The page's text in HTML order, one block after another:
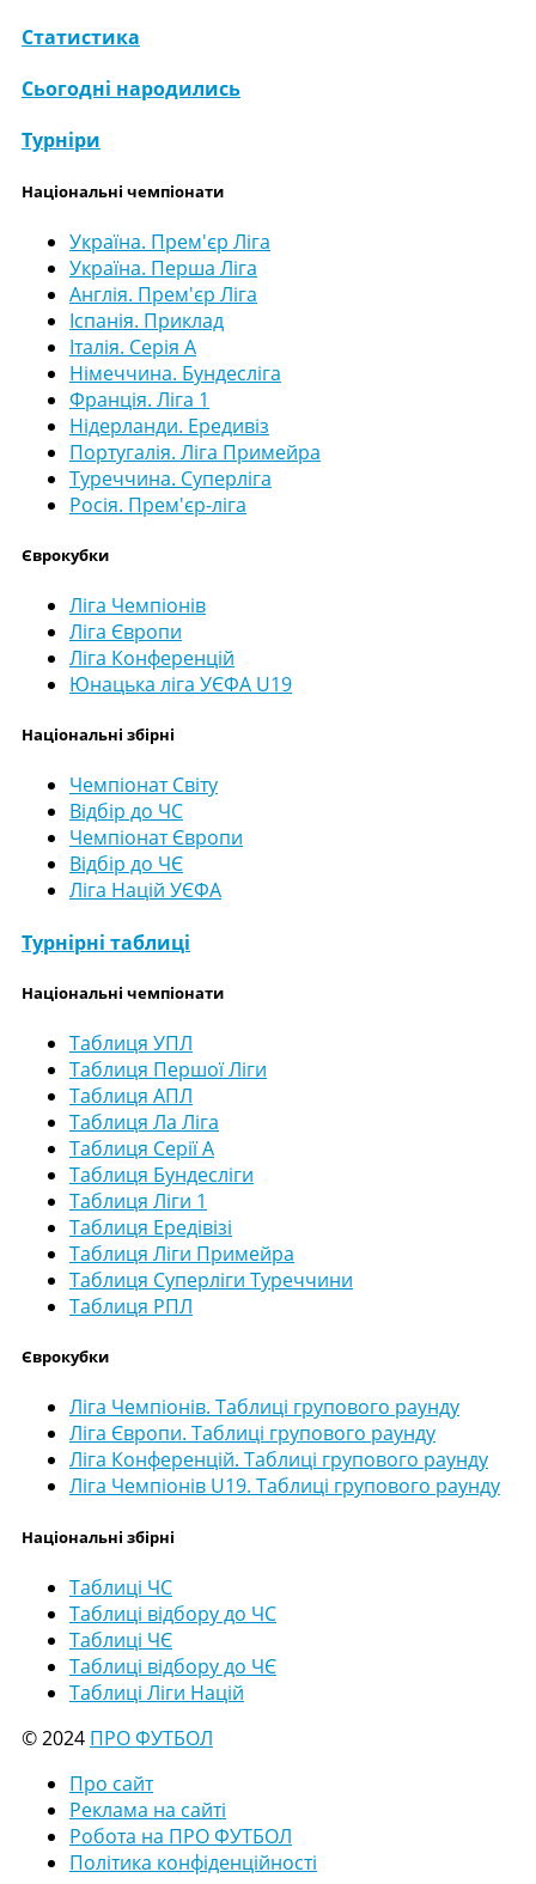
Статистика
Сьогодні народились
Турніри
Національні чемпіонати
Україна. Прем'єр Ліга
Україна. Перша Ліга
Англія. Прем'єр Ліга
Іспанія. Приклад
Італія. Серія А
Німеччина. Бундесліга
Франція. Ліга 1
Нідерланди. Ередивіз
Португалія. Ліга Примейра
Туреччина. Суперліга
Росія. Прем'єр-ліга
Єврокубки
Ліга Чемпіонів
Ліга Європи
Ліга Конференцій
Юнацька ліга УЄФА U19
Національні збірні
Чемпіонат Світу
Відбір до ЧС
Чемпіонат Європи
Відбір до ЧЄ
Ліга Націй УЄФА
Турнірні таблиці
Національні чемпіонати
Таблиця УПЛ
Таблиця Першої Ліги
Таблиця АПЛ
Таблиця Ла Ліга
Таблиця Серії А
Таблиця Бундесліги
Таблиця Ліги 1
Таблиця Ередівізі
Таблиця Ліги Примейра
Таблиця Суперліги Туреччини
Таблиця РПЛ
Єврокубки
Ліга Чемпіонів. Таблиці групового раунду
Ліга Європи. Таблиці групового раунду
Ліга Конференцій. Таблиці групового раунду
Ліга Чемпіонів U19. Таблиці групового раунду
Національні збірні
Таблиці ЧС
Таблиці відбору до ЧС
Таблиці ЧЄ
Таблиці відбору до ЧЄ
Таблиці Ліги Націй
© 2024 ПРО ФУТБОЛ
Про сайт
Реклама на сайті
Робота на ПРО ФУТБОЛ
Політика конфіденційності